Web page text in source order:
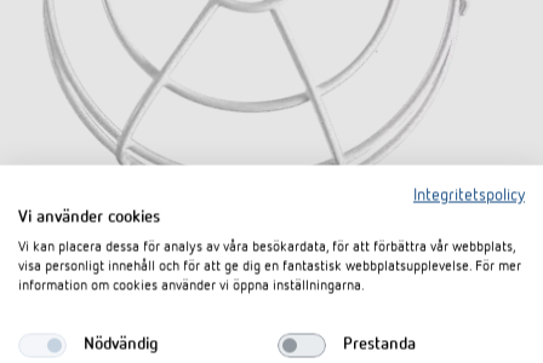
QuickSafe skyddskorg
Integritetspolicy
Vi använder cookies
Vi kan placera dessa för analys av våra besökardata, för att förbättra vår webbplats,
visa personligt innehåll och för att ge dig en fantastisk webbplatsupplevelse. För mer
information om cookies använder vi öppna inställningarna.
Nödvändig Prestanda